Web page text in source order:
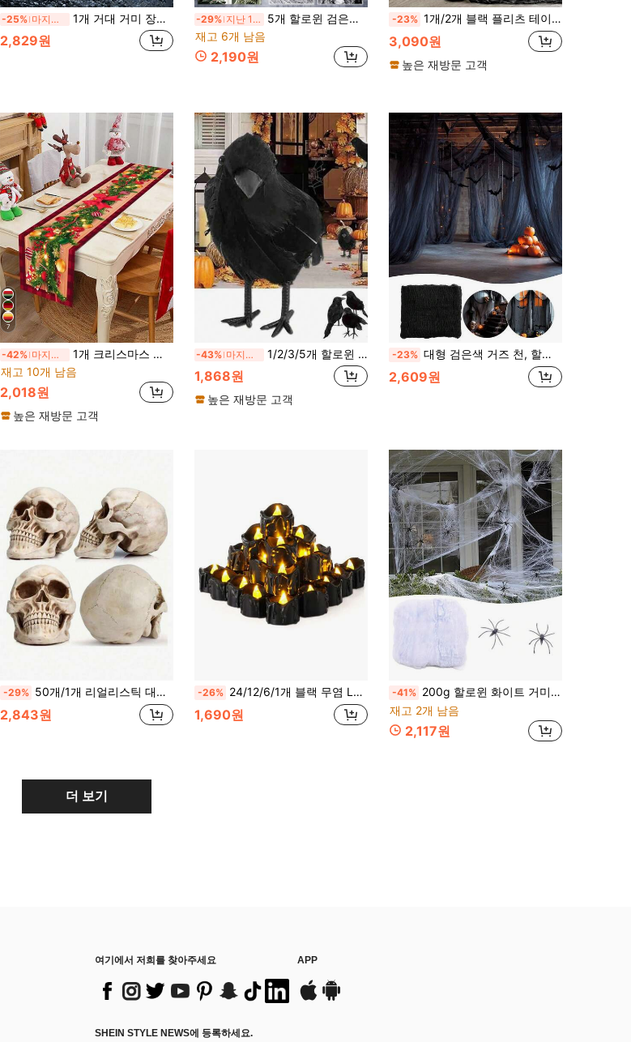
-25% 마지막 3일 1개 거대 거미 장식, 125cm/49.21인치 초대형 사실적인 할로윈 파티 장식, 폴리에스터 행잉 거미, 유령의 집, 마당 및 가정에 적합, 전원 불필요, 쉬운 설치, 실내외 사용 가능
2,829원
-29% 지난 11 시간
5개 할로윈 검은색 메쉬 거미줄 장식, 검은색 거즈 망, 무서운 할로윈 거미줄 거즈, 할로윈 파티 용품, 고딕 파티 용품, 무서운 커튼, 유령의 집, 클럽, 실내외 마당 홈 벽 장식
재고 6개 남음
2,190원
-23% 1개/2개 블랙 플리츠 테이블 러너, 투명한 고전풍 치즈 천 테이블보, 접이식 테이블 러너 테이블보, 테이블 커버, 파티 선물, 생일 장식용 생일 선물, 웨딩 장식, 베이비 샤워 장식, 홈 데코, 파티 데코, 룸 데코, 테이블 장식, 주방 장식, 테이블보
3,090원
높은 재방문 고객
7
-42% 마지막 3일
1개 크리스마스 테이블 러너, 크리스마스 덩굴 리본 패턴 디자인 크리스마스 테이블보, 크리스마스 파티 용품, 크리스마스 테이블탑 장식, 홈 데코, 크리스마스 주방 장식, 크리스마스 장식, 2026 크리스마스 홈 데코, 크리스마스 휴일 장식, 새해 장식, 크리스마스 주방 장식, 크리스마스 홈 데코, 2027 새해 장식, 할로윈, 추수감사절 크리스마스 선물, 크리스마스 파티 용품, 크리스마스 액세서리, 크리스마스 테이블 센터피스
재고 10개 남음
2,018원
높은 재방문 고객
-43% 마지막 3일 1/2/3/5개 할로윈 검은 까마귀 모델 사실적인 가짜 새 동물 공포 장난감, 할로윈 파티 홈 데코 공포 소품, 가을, 크리스마스에 적합
1,868원
높은 재방문 고객
-23% 대형 검은색 거즈 천, 할로윈 테마 파티 장식, 어두운 테마 파티 장식, DIY 커팅 및 수제 액세서리, 입구 걸이에 적합, 할로윈/테마 파티 장식
2,609원
-29% 50개/1개 리얼리스틱 대형 레진 해골 장식, 할로윈 테이블 벽난로 장식, 실내외 할로윈 분위기 소품, 리얼리스틱 성인 해골 모델, 고딕 할로윈 룸 장식
2,843원
-26% 24/12/6/1개 블랙 무염 LED 캔들, 블랙 드립 왁스 무염 캔들, 할로윈 캔들 라이트, 할로윈 무염 캔들, 할로윈 파티 장식 라이트, 티 모양 실내 할로윈 장식, 블랙 배터리 작동 캔들, 녹는 디자인 리얼리스틱 캔들 할로윈 파티용, 실내 할로윈 장식 캔들, 블랙 티 캔들, LED 무염 티 캔들
1,690원
-41% 200g 할로윈 화이트 거미줄 장식 작은 거미 포함, 인조 거미 솜, 가정용 공포 분위기 장식에 적합, 할로윈 거미줄 장식, 휴일 파티 장면 소품 및 유령의 집 장식
재고 2개 남음
2,117원
더 보기
여기에서 저희를 찾아주세요 APP
SHEIN STYLE NEWS에 등록하세요.